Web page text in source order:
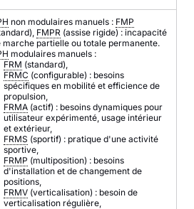
non modulaires manuels : FMP
FMPR (assise rigide) : incapacité
marche partielle ou totale permanente.
modulaires manuels :
FRM (standard),
FRMC (configurable) : besoins
spécifiques en mobilité et efficience de
propulsion,
FRMA (actif) : besoins dynamiques pour
utilisateur expérimenté, usage intérieur
et extérieur,
FRMS (sportif) : pratique d'une activité
sportive,
FRMP (multiposition) : besoins
d'installation et de changement de
positions,
FRMV (verticalisation) : besoin de
verticalisation régulière,